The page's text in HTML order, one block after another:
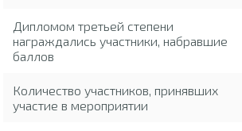
Дипломом третьей степени
награждались участники, набравшие
баллов
Количество участников, принявших
участие в мероприятии